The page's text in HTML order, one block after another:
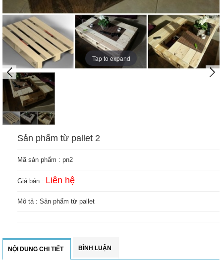
Tap to expand
Sản phẩm từ pallet 2
Mã sản phẩm : pn2
Giá bán : Liên hệ
Mô tả : Sản phẩm từ pallet
NỘI DUNG CHI TIẾT BÌNH LUẬN